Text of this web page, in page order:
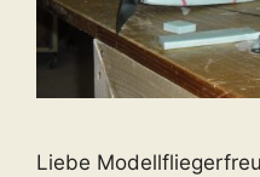
Liebe